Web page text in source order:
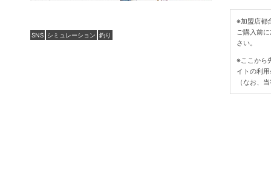
SNS シミュレーション 釣り
※加盟店都
ご購入前
さい。
※ここから
イトの利
（なお、